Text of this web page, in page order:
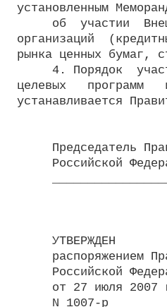
установленным
об  участии
организаций
рынка ценных бумаг,
4. Порядок
целевых   программ
устанавливается
Председатель
Российской
     УТВЕРЖДЕН
распоряжением
Российской
от 27 июля 2007
     N 1007-р